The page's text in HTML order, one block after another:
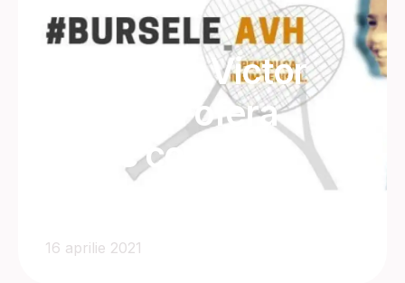
Academia Victor
Hanescu ofera
burse copiilor
16 aprilie 2021